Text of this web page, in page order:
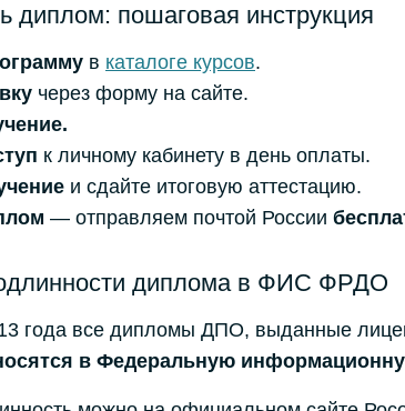
диплом: пошаговая инструкция
в каталоге курсов.
через форму на сайте.
к личному кабинету в день оплаты.
и сдайте итоговую аттестацию.
— отправляем почтой России
диплома в ФИС ФРДО
года все дипломы ДПО, выданные
в Федеральную